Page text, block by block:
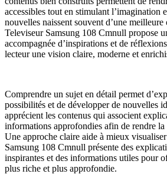
accessibles tout en stimulant l’imagination
nouvelles naissent souvent d’une meilleure
Televiseur Samsung 108 Cmnull propose
accompagnée d’inspirations et de
lecteur une vision claire, moderne et
Comprendre un sujet en détail permet
possibilités et de développer de nouvelles
apprécient les contenus qui associent
informations approfondies afin de rendre la
Une approche claire aide à mieux
Samsung 108 Cmnull présente des
inspirantes et des informations utiles pour
plus riche et plus approfondie.